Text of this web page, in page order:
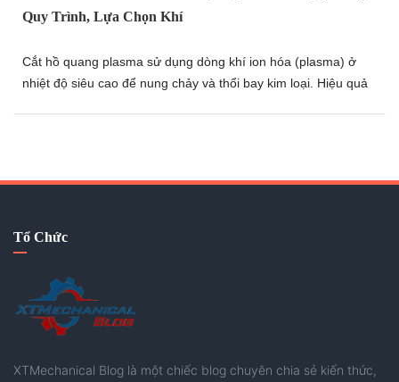
Quy Trình, Lựa Chọn Khí
Cắt hồ quang plasma sử dụng dòng khí ion hóa (plasma) ở
nhiệt độ siêu cao để nung chảy và thổi bay kim loại. Hiệu quả
yêu cầu độ chính xác cao.
Tổ Chức
XTMechanical Blog là một chiếc blog chuyên chia sẻ kiến thức,